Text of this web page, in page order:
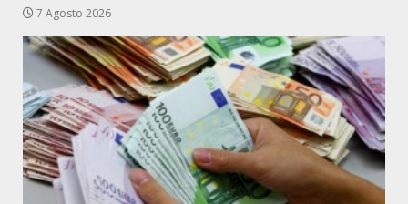
7 Agosto 2026